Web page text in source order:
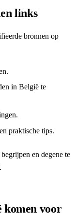
links
bronnen op
in België te
praktische tips.
en degene te
komen voor